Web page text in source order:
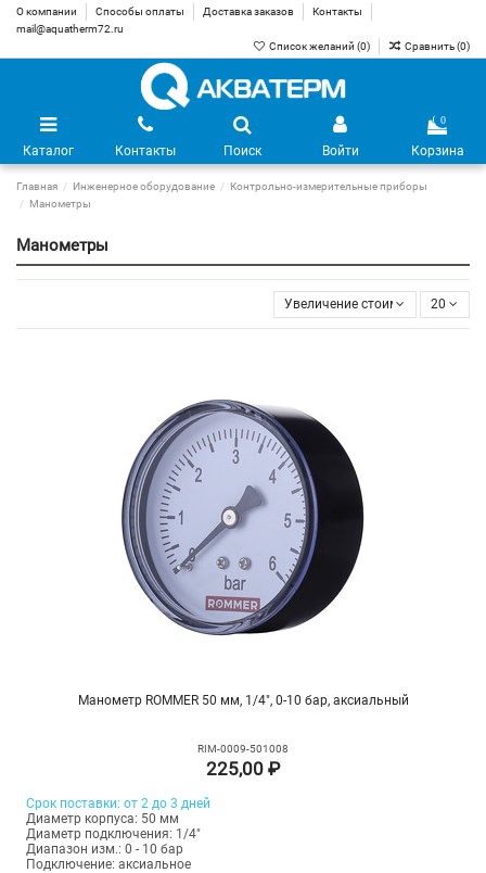
О компании Способы оплаты Доставка заказов
Контакты
mail@aquatherm72.ru
Список желаний (0) Сравнить (0)
Каталог Контакты Поиск Войти
0
Корзина
Главная Инженерное оборудование
Контрольно-измерительные приборы
Манометры
Манометры
Увеличение стоимости 20
Манометр ROMMER 50 мм, 1/4", 0-10 бар, аксиальный
RIM-0009-501008
225,00 ₽
Срок поставки: от 2 до 3 дней
Диаметр корпуса: 50 мм
Диаметр подключения: 1/4"
Диапазон изм.: 0 - 10 бар
Подключение: аксиальное